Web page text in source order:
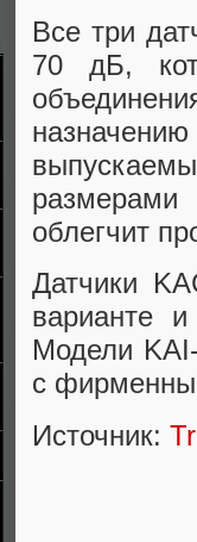
Все три
70 дБ,
размерами
облегчит
Датчики
варианте
Модели
с
Источник: